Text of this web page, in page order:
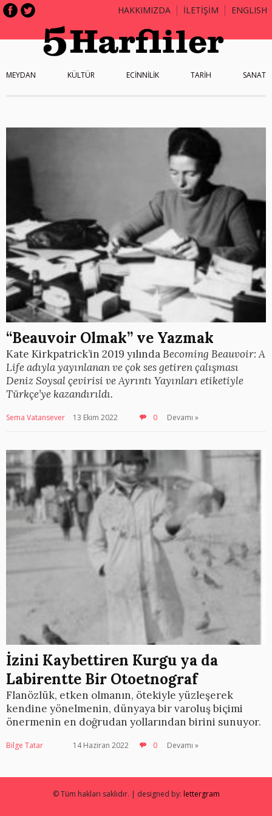
HAKKIMIZDA İLETİŞİM ENGLISH
MEYDAN KÜLTÜR ECİNNİLİK TARİH SANAT
“Beauvoir Olmak” ve Yazmak
Kate Kirkpatrick’in 2019 yılındaBecoming Beauvoir: A
Lifeadıyla yayınlanan ve çok ses getiren çalışması
Deniz Soysal çevirisi ve Ayrıntı Yayınları etiketiyle
Türkçe’ye kazandırıldı.
Sema Vatansever 13 Ekim 2022 0 Devamı »
İzini Kaybettiren Kurgu ya da
Labirentte Bir Otoetnograf
Flanözlük, etken olmanın, ötekiyle yüzleşerek
kendine yönelmenin, dünyaya bir varoluş biçimi
önermenin en doğrudan yollarından birini sunuyor.
Bilge Tatar 14 Haziran 2022 0 Devamı »
© Tüm hakları saklıdır. | designed by: lettergram